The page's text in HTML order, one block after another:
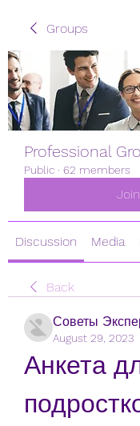
Groups
Professional
Public · 62 members
Join
Discussion Media
Back
Советы
August 29, 2023
Анкета